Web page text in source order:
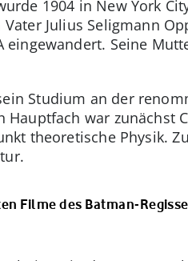
1904 in New York
Julius Seligmann
eingewandert. Seine
Studium an der
Hauptfach war zunächst
theoretische Physik.
Filme des Batman-